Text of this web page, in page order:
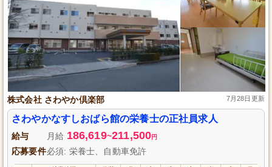
株式会社 さわやか倶楽部 7月28日更新
さわやかなすしおばら館の栄養士の正社員求人
給与 月給 186,619~211,500円
応募要件必須: 栄養士、自動車免許